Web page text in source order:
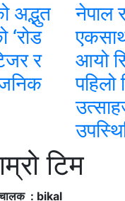
अद्भुत
‘रोड
र
नेपाल
आयो
पहिलो
टिम
: bikal